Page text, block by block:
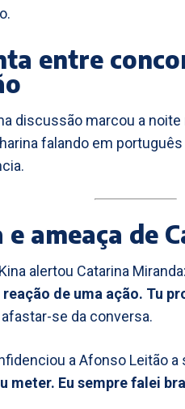
entre
discussão marcou a noite
falando em
ameaça de
alertou Catarina
de uma ação. Tu
se da conversa.
a Afonso Leitão
meter. Eu sempre falei